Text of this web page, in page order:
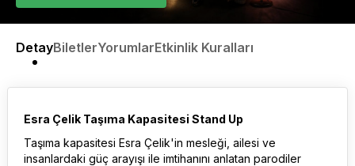
DetayBiletlerYorumlarEtkinlik Kuralları
Esra Çelik Taşıma Kapasitesi Stand Up
Taşıma kapasitesi Esra Çelik'in mesleği, ailesi ve
insanlardaki güç arayışı ile imtihanını anlatan parodiler